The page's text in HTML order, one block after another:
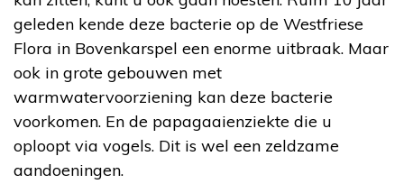
geleden kende deze bacterie op de Westfriese
Flora in Bovenkarspel een enorme uitbraak. Maar
ook in grote gebouwen met
warmwatervoorziening kan deze bacterie
voorkomen. En de papagaaienziekte die u
oploopt via vogels. Dit is wel een zeldzame
aandoeningen.